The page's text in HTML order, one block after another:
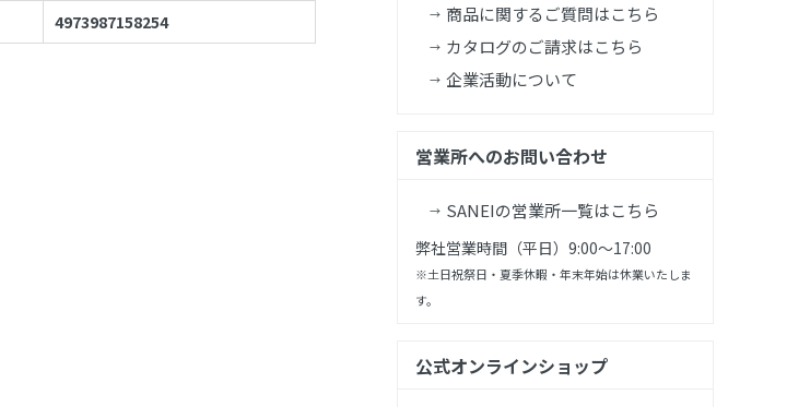
4973987158254
商品に関するご質問はこちら
カタログのご請求はこちら
企業活動について
営業所へのお問い合わせ
SANEIの営業所一覧はこちら
弊社営業時間（平日）9:00～17:00
※土日祝祭日・夏季休暇・年末年始は休業いたしま
す。
公式オンラインショップ